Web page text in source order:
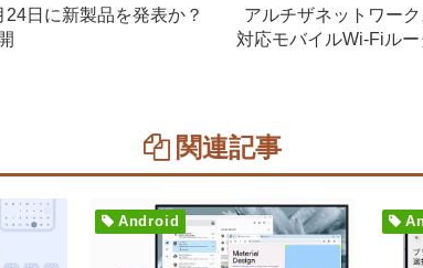
日に新製品を発表か？
アルチザネットワー
対応モバイルWi-Fiル
関連記事
Android